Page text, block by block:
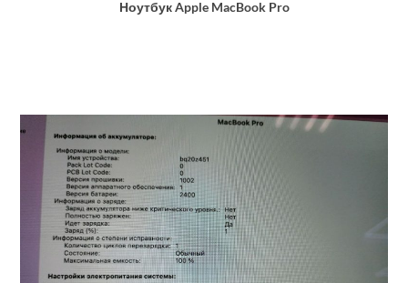
Ноутбук Apple MacBook Pro